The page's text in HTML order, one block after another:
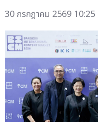
30 กรกฎาคม 2569 10:25